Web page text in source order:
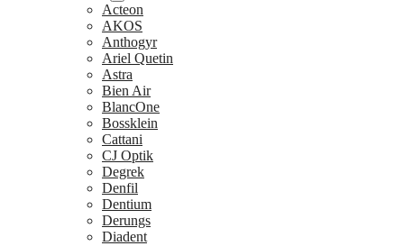
Acteon
AKOS
Anthogyr
Ariel Quetin
Astra
Bien Air
BlancOne
Bossklein
Cattani
CJ Optik
Degrek
Denfil
Dentium
Derungs
Diadent